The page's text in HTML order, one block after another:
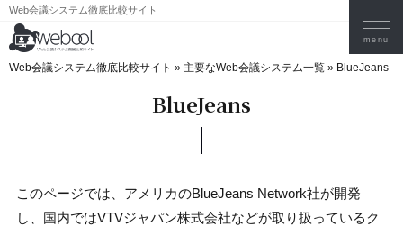
Web会議システム徹底比較サイト
Web会議システム徹底比較サイト » 主要なWeb会議システム一覧 » BlueJeans
BlueJeans
このページでは、アメリカのBlueJeans Network社が開発
し、国内ではVTVジャパン株式会社などが取り扱っているク